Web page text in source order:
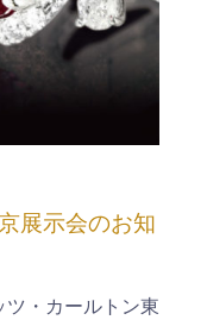
展示会のお知
・カールトン東